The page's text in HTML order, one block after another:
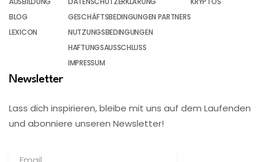
BLOG
LEXICON
GESCHÄFTSBEDINGUNGEN PARTNERS
NUTZUNGSBEDINGUNGEN
HAFTUNGSAUSSCHLUSS
IMPRESSUM
Newsletter
Lass dich inspirieren, bleibe mit uns auf dem Laufenden
und abonniere unseren Newsletter!